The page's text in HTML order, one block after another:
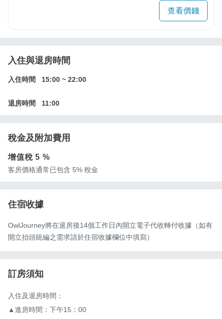
查看價錢
入住與退房時間
入住時間 15:00 ~ 22:00
退房時間 11:00
稅金及附加費用
增值稅5 %
客房價格通常已包含 5% 稅金
住宿收據
OwlJourney將在退房後14個工作日內開立電子代收轉付收據（如有
開立抬頭統編之需求請於住宿收據欄位中填寫）
訂房須知
入住及退房時間：
▲進房時間：下午15：00